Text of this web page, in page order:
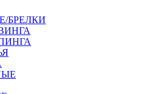
БРЕЛКИ